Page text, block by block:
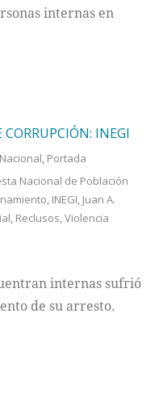
internas en
INEGI
Nacional, Portada
Nacional de Población
, INEGI, Juan A.
, Reclusos,Violencia
internas sufrió
de su arresto.